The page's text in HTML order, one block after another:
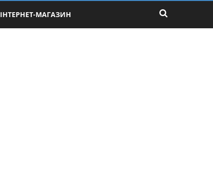
ІНТЕРНЕТ-МАГАЗИН